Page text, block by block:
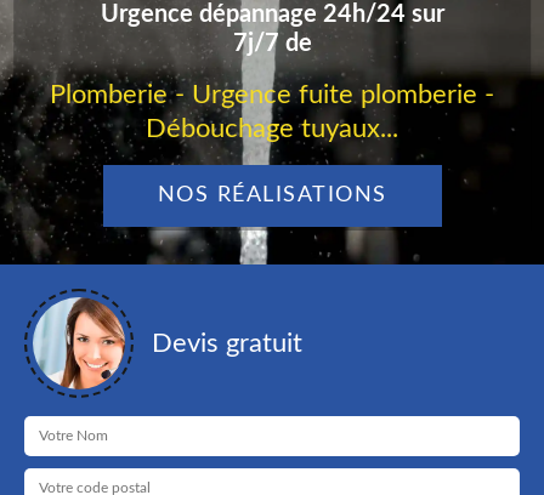
Urgence dépannage 24h/24 sur
7j/7 de
Plomberie - Urgence fuite plomberie -
Débouchage tuyaux...
NOS RÉALISATIONS
Devis gratuit